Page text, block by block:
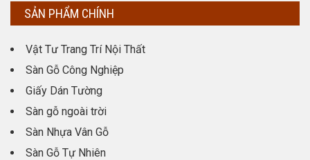
SẢN PHẨM CHÍNH
Vật Tư Trang Trí Nội Thất
Sàn Gỗ Công Nghiệp
Giấy Dán Tường
Sàn gỗ ngoài trời
Sàn Nhựa Vân Gỗ
Sàn Gỗ Tự Nhiên